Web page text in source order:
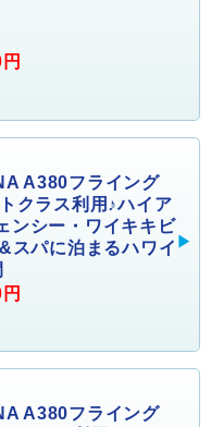
A380フライング
クラス利用♪ハイア
ンシー・ワイキキビ
スパに泊まるハワイ
A380フライング